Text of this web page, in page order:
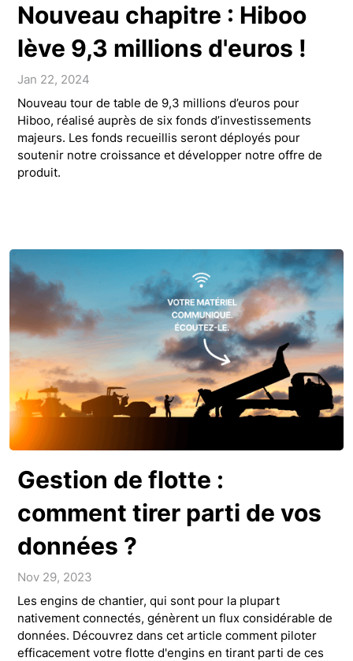
Nouveau chapitre : Hiboo
lève 9,3 millions d'euros !
Jan 22, 2024
Nouveau tour de table de 9,3 millions d’euros pour
Hiboo, réalisé auprès de six fonds d’investissements
majeurs. Les fonds recueillis seront déployés pour
soutenir notre croissance et développer notre offre de
produit.
Gestion de flotte :
comment tirer parti de vos
données ?
Nov 29, 2023
Les engins de chantier, qui sont pour la plupart
nativement connectés, génèrent un flux considérable de
données. Découvrez dans cet article comment piloter
efficacement votre flotte d'engins en tirant parti de ces